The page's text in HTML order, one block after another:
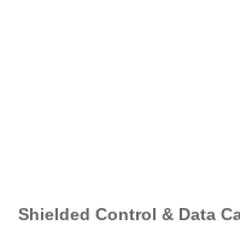
Shielded Control & Data